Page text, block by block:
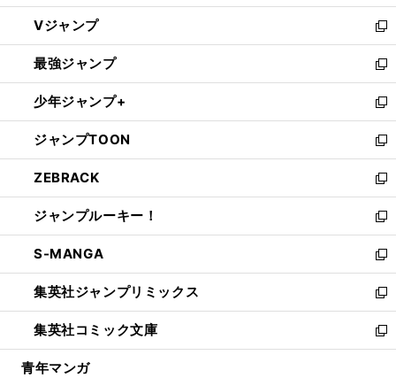
ウ
ィ
ン
ド
ウ
で
開
く
し
い
ウ
ィ
ン
ド
ウ
で
開
く
Vジャンプ
新
し
い
ウ
ィ
ン
ド
ウ
で
開
く
最強ジャンプ
新
し
い
ウ
ィ
ン
ド
ウ
で
開
く
少年ジャンプ+
新
し
い
ウ
ィ
ン
ド
ウ
で
開
く
ジャンプTOON
新
し
い
ウ
ィ
ン
ド
ウ
で
開
く
ZEBRACK
新
し
い
ウ
ィ
ン
ド
ウ
で
開
ジャンプルーキー！
新
し
い
ウ
ィ
ン
ド
ウ
S-MANGA
新
し
い
ウ
ィ
ン
集英社ジャンプリミックス
新
し
い
ウ
集英社コミック文庫
新
し
青年マンガ